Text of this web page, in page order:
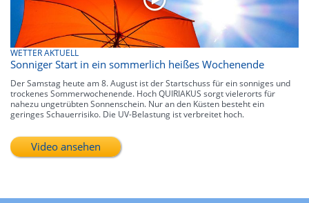
WETTER AKTUELL
Sonniger Start in ein sommerlich heißes Wochenende
Der Samstag heute am 8. August ist der Startschuss für ein sonniges und
trockenes Sommerwochenende. Hoch QUIRIAKUS sorgt vielerorts für
nahezu ungetrübten Sonnenschein. Nur an den Küsten besteht ein
geringes Schauerrisiko. Die UV-Belastung ist verbreitet hoch.
Video ansehen